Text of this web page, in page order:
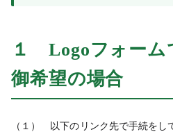
１ Logoフォーム
御希望の場合
（１） 以下のリンク先で手続をし